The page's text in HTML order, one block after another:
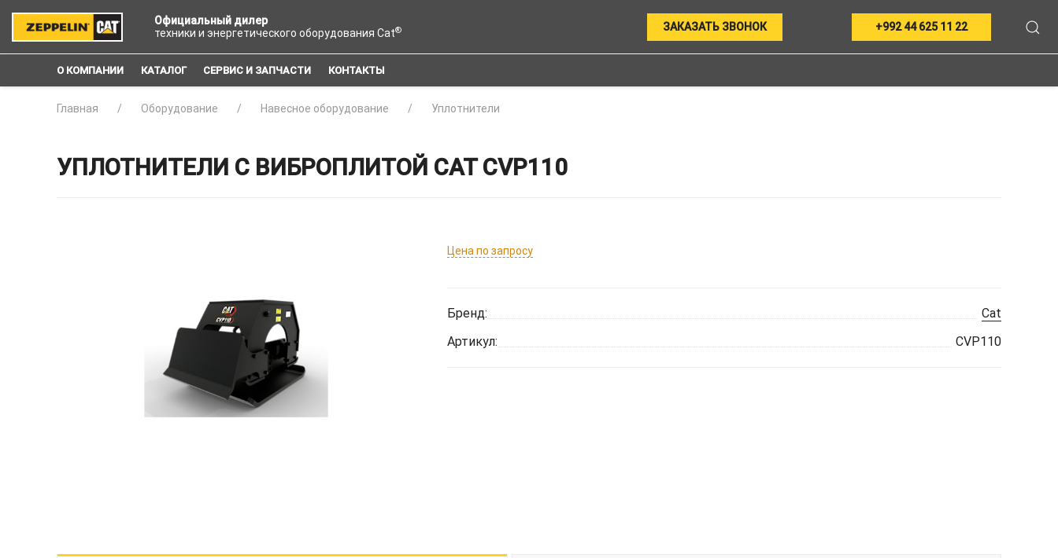
Официальный дилер
техники и энергетического оборудования Cat® ЗАКАЗАТЬ ЗВОНОК +992 44 625 11 22
О КОМПАНИИ КАТАЛОГ СЕРВИС И ЗАПЧАСТИ КОНТАКТЫ
Главная Оборудование Навесное оборудование Уплотнители
УПЛОТНИТЕЛИ С ВИБРОПЛИТОЙ CAT CVP110
Цена по запросу
Бренд:
Cat
Артикул:
CVP110